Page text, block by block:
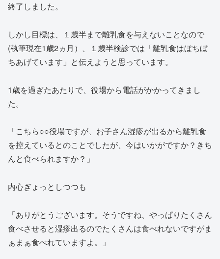
終了しました。
しかし目標は、１歳半まで離乳食を与えないことなので
(執筆現在1歳2ヵ月）、１歳半検診では「離乳食はぼちぼ
ちあげています」と伝えようと思っています。
1歳を過ぎたあたりで、役場から電話がかかってきまし
た。
「こちら○○役場ですが、お子さん湿疹が出るから離乳食
を控えているとのことでしたが、今はいかがですか？きち
んと食べられますか？」
内心ぎょっとしつつも
「ありがとうございます。そうですね、やっぱりたくさん
食べさせると湿疹出るのでたくさんは食べれないですがま
ぁまぁ食べれていますよ。」